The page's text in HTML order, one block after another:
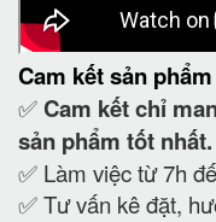
Cam kếtsản
✅ Cam kếtchỉ
sản phẩm tốt nhất.
✅ Làm việc từ 7h
✅ Tư vấn kê đặt,